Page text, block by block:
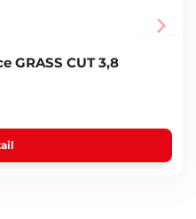
GRASS CUT 3,8